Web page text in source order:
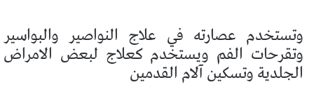
وتستخدم عصارته في علاج النواصير والبواسير
وتقرحات الفم ويستخدم كعلاج لبعض الامراض
الجلدية وتسكين آلام القدمين